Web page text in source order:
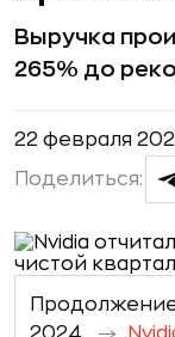
Выручка
265% до
22 февраля
Поделиться: